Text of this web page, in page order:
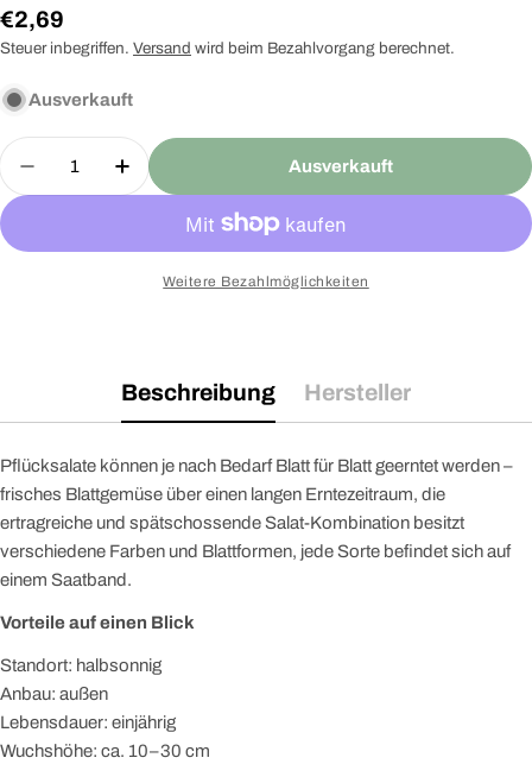
Regulärer
Preis
€2,69
Steuer inbegriffen. Versand wird beim Bezahlvorgang berechnet.
Ausverkauft
Menge
Menge für Pflücksalat Kombination Saatband 5
Menge für Pflücksalat Kombination
Ausverkauft
Weitere Bezahlmöglichkeiten
Beschreibung Hersteller
Pflücksalate können je nach Bedarf Blatt für Blatt geerntet werden –
frisches Blattgemüse über einen langen Erntezeitraum, die
ertragreiche und spätschossende Salat-Kombination besitzt
verschiedene Farben und Blattformen, jede Sorte befindet sich auf
einem Saatband.
Vorteile auf einen Blick
Standort: halbsonnig
Anbau: außen
Lebensdauer: einjährig
Wuchshöhe: ca. 10–30 cm